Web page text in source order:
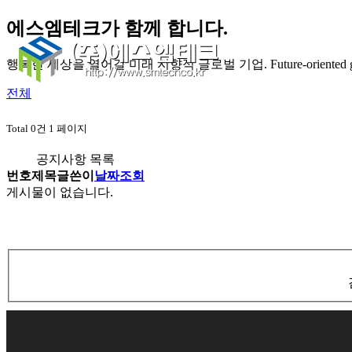
에스엠테크가 함께 합니다.
행복한 세상을 열어갈 미래 지향적 글로벌 기업. Future-
전체
Total 0건 1 페이지
공지사항 목록
번호제목글쓴이 날짜조회
게시물이 없습니다.